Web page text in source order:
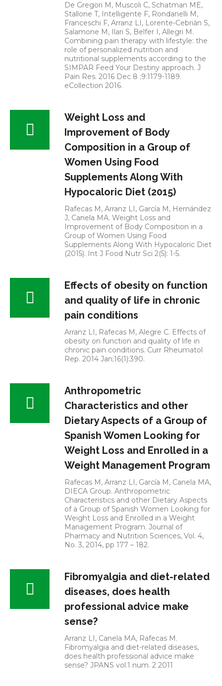
De Gregori M, Muscoli C, Schatman ME,
Stallone T, Intelligente F, Rondanelli M,
Franceschi F, Arranz LI, Lorente-Cebrián S,
Salamone M, Ilari S, Belfer I, Allegri M.
Combining pain therapy with lifestyle: the
role of personalized nutrition and
nutritional supplements according to the
SIMPAR Feed Your Destiny approach. J
Pain Res. 2016 Dec 8 ;9:1179-1189.
eCollection 2016.
Weight Loss and
Improvement of Body
Composition in a Group of
Women Using Food
Supplements Along With
Hypocaloric Diet (2015)
Rafecas M, Arranz LI, García M, Hernández
J, Canela MA. Weight Loss and
Improvement of Body Composition in a
Group of Women Using Food
Supplements Along With Hypocaloric Diet
(2015). Int J Food Nutr Sci 2(5): 1-5.
Effects of obesity on function
and quality of life in chronic
pain conditions
Arranz LI, Rafecas M, Alegre C. Effects of
obesity on function and quality of life in
chronic pain conditions. Curr Rheumatol
Rep. 2014 Jan;16(1):390.
Anthropometric
Characteristics and other
Dietary Aspects of a Group of
Spanish Women Looking for
Weight Loss and Enrolled in a
Weight Management Program
Rafecas M, Arranz LI, García M, Canela MA,
DIECA Group. Anthropometric
Characteristics and other Dietary Aspects
of a Group of Spanish Women Looking for
Weight Loss and Enrolled in a Weight
Management Program. Journal of
Pharmacy and Nutrition Sciences, Vol. 4,
No. 3, 2014, pp 177 – 182.
Fibromyalgia and diet-related
diseases, does health
professional advice make
sense?
Arranz LI, Canela MA, Rafecas M.
Fibromyalgia and diet-related diseases,
does health professional advice make
sense? JPANS vol.1 num. 2 2011